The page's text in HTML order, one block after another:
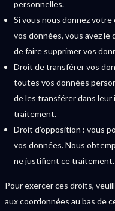
personnelles.
Si vous nous donnez
vos données, vous avez
de faire supprimer vos
Droit de transférer vos
toutes vos données
de les transférer dans
traitement.
Droit d’opposition : vous
vos données. Nous
ne justifient ce traitement.
Pour exercer ces droits,
aux coordonnées au bas de